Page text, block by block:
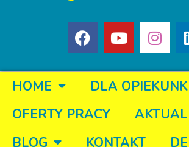
HOME
DLA
OFERTY PRACY
BLOG
KONTAKT DE